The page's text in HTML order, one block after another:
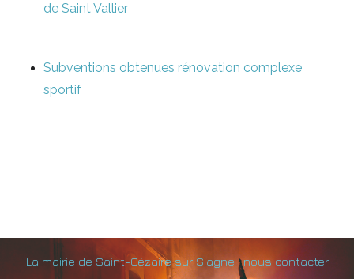
de Saint Vallier
Subventions obtenues rénovation complexe
sportif
La mairie de Saint-Cézaire sur Siagne : nous contacter